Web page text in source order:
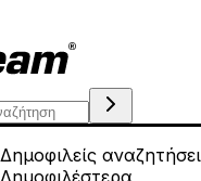
Δημοφιλείς
Δημοφιλέστερα